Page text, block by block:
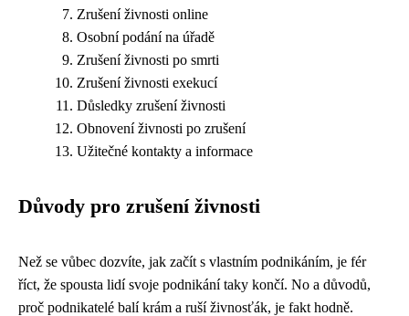
Zrušení živnosti online
Osobní podání na úřadě
Zrušení živnosti po smrti
Zrušení živnosti exekucí
Důsledky zrušení živnosti
Obnovení živnosti po zrušení
Užitečné kontakty a informace
Důvody pro zrušení živnosti
Než se vůbec dozvíte, jak začít s vlastním podnikáním, je fér
říct, že spousta lidí svoje podnikání taky končí. No a důvodů,
proč podnikatelé balí krám a ruší živnosťák, je fakt hodně.